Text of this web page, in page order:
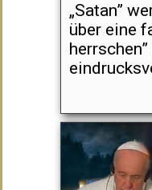
„Satan”
über eine